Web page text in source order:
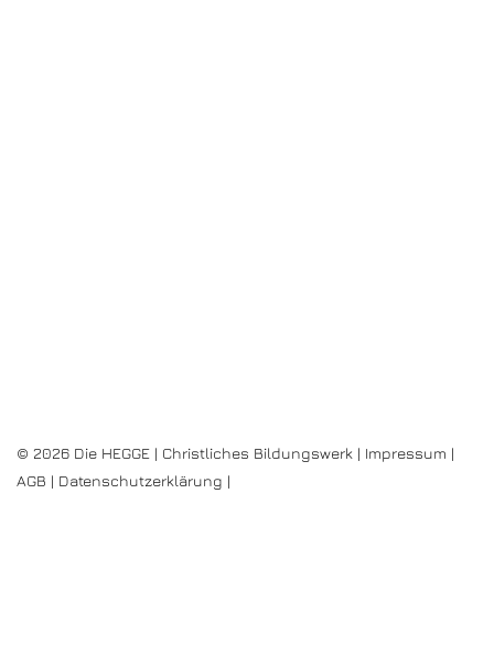
© 2026 Die HEGGE | Christliches Bildungswerk | Impressum |
AGB | Datenschutzerklärung |